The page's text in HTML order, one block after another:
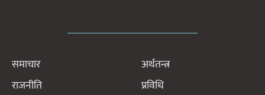
समाचार
राजनीति
अर्थतन्त्र
प्रविधि